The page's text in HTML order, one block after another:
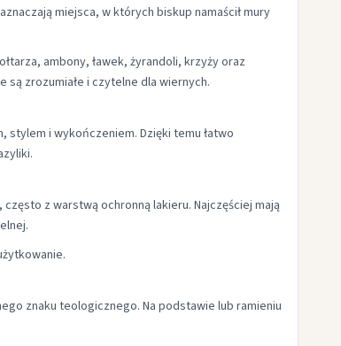
miejsca, w których biskup namaścił mury
ambony, ławek, żyrandoli, krzyży oraz
zrozumiałe i czytelne dla wiernych.
stylem i wykończeniem. Dzięki temu łatwo
z warstwą ochronną lakieru. Najczęściej mają
znaku teologicznego. Na podstawie lub ramieniu